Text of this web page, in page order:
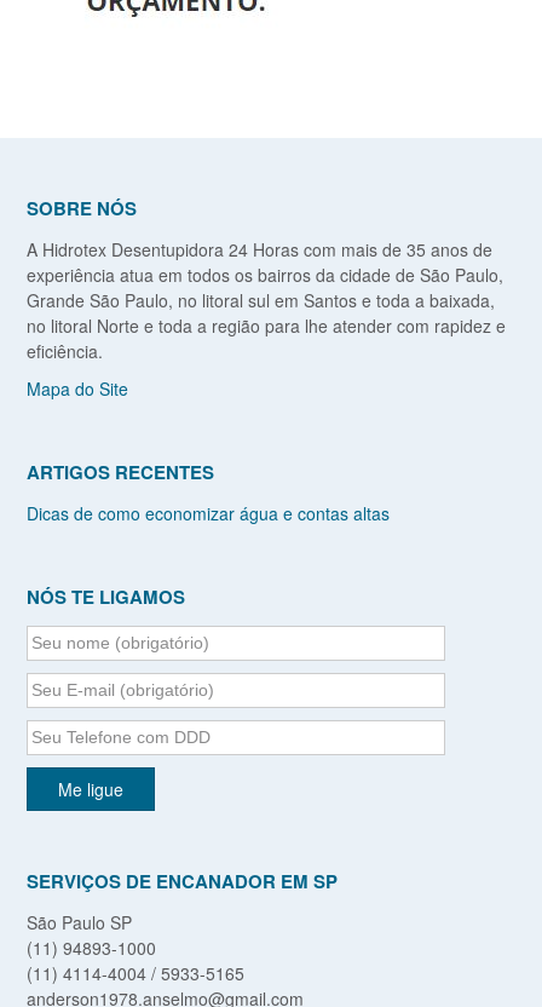
SOBRE NÓS
A Hidrotex Desentupidora 24 Horas com mais de 35 anos de
experiência atua em todos os bairros da cidade de São Paulo,
Grande São Paulo, no litoral sul em Santos e toda a baixada,
no litoral Norte e toda a região para lhe atender com rapidez e
eficiência.
Mapa do Site
ARTIGOS RECENTES
Dicas de como economizar água e contas altas
NÓS TE LIGAMOS
SERVIÇOS DE ENCANADOR EM SP
São Paulo SP
(11) 94893-1000
(11) 4114-4004 / 5933-5165
anderson1978.anselmo@gmail.com